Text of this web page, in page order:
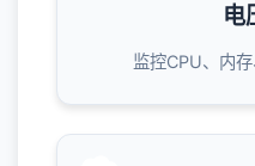
电
监控CPU、内